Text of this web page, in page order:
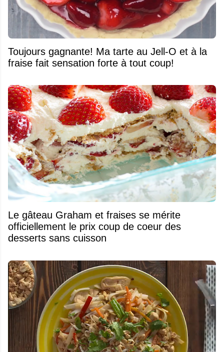
Toujours gagnante! Ma tarte au Jell-O et à la
fraise fait sensation forte à tout coup!
Le gâteau Graham et fraises se mérite
officiellement le prix coup de coeur des
desserts sans cuisson